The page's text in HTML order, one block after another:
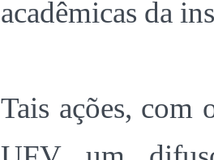
acadêmicas da
Tais ações, com